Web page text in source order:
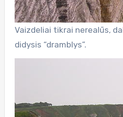
Vaizdeliai tikrai nerealūs,
didysis “dramblys”.